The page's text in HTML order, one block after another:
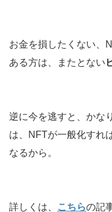
お金を損したくない、
ある方は、またとない
逆に今を逃すと、かな
は、NFTが一般化すれ
なるから。
詳しくは、 こちらの記